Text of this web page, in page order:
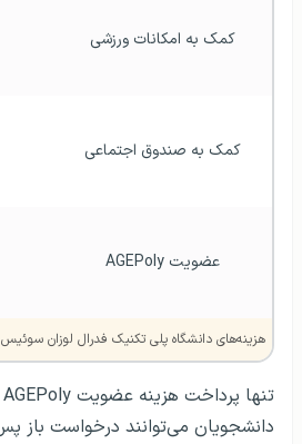
کمک به امکانات ورزشی
کمک به صندوق اجتماعی
عضویت AGEPoly
هزینه‌های دانشگاه پلی تکنیک فدرال لوزان سوئیس